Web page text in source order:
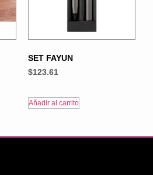
SET FAYUN
$123.61
Añadir al carrito